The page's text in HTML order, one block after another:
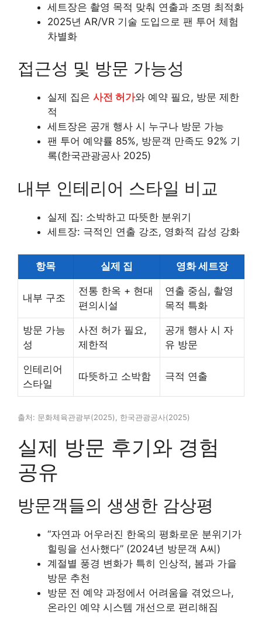
세트장은 촬영 목적 맞춰 연출과 조명 최적화
2025년 AR/VR 기술 도입으로 팬 투어 체험
차별화
접근성 및 방문 가능성
실제 집은 사전 허가와 예약 필요, 방문 제한
적
세트장은 공개 행사 시 누구나 방문 가능
팬 투어 예약률 85%, 방문객 만족도 92% 기
록(한국관광공사 2025)
내부 인테리어 스타일 비교
실제 집: 소박하고 따뜻한 분위기
세트장: 극적인 연출 강조, 영화적 감성 강화
항목 실제 집 영화 세트장
내부 구조
전통 한옥 + 현대
편의시설
연출 중심, 촬영
목적 특화
방문 가능
성
사전 허가 필요,
제한적
공개 행사 시 자
유 방문
인테리어
스타일
따뜻하고 소박함 극적 연출
출처: 문화체육관광부(2025), 한국관광공사(2025)
실제 방문 후기와 경험
공유
방문객들의 생생한 감상평
“자연과 어우러진 한옥의 평화로운 분위기가
힐링을 선사했다” (2024년 방문객 A씨)
계절별 풍경 변화가 특히 인상적, 봄과 가을
방문 추천
방문 전 예약 과정에서 어려움을 겪었으나,
온라인 예약 시스템 개선으로 편리해짐